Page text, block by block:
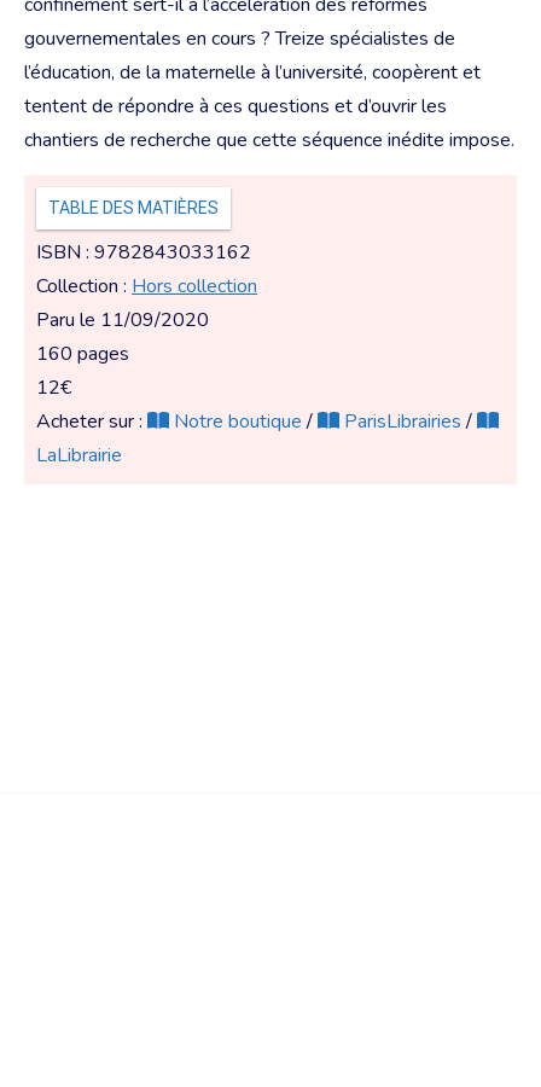
gouvernementales en cours ? Treize spécialistes de
l’éducation, de la maternelle à l’université, coopèrent et
tentent de répondre à ces questions et d’ouvrir les
chantiers de recherche que cette séquence inédite impose.
TABLE DES MATIÈRES
ISBN : 9782843033162
Collection : Hors collection
Paru le 11/09/2020
160 pages
12€
Acheter sur :
Notre boutique/ ParisLibrairies/
LaLibrairie